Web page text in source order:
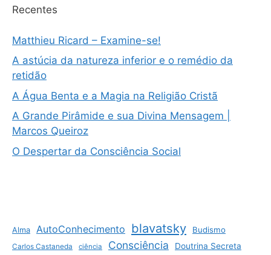
Recentes
Matthieu Ricard – Examine-se!
A astúcia da natureza inferior e o remédio da
retidão
A Água Benta e a Magia na Religião Cristã
A Grande Pirâmide e sua Divina Mensagem |
Marcos Queiroz
O Despertar da Consciência Social
Alma AutoConhecimento blavatsky Budismo
Carlos Castaneda ciência Consciência Doutrina Secreta